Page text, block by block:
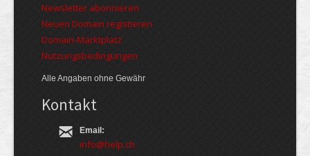
Newsletter abonnieren
Neuen Domain registieren
Domain-Marktplatz
Nutzungsbedingungen
Alle Angaben ohne Gewähr
Kontakt
Email:
info@help.ch